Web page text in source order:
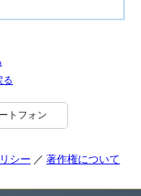
る
トフォン
シー 著作権について